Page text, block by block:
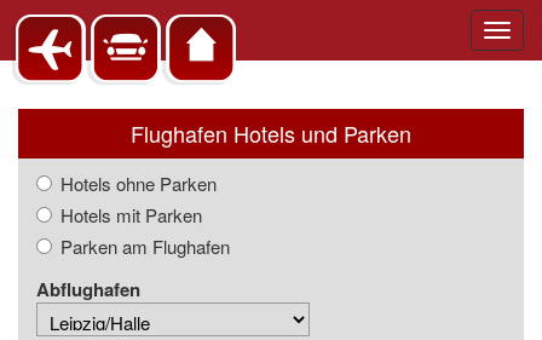
Flughafen Hotels und Parken
Hotels ohne Parken
Hotels mit Parken
Parken am Flughafen
Abflughafen